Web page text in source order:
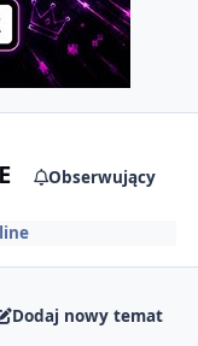
Obserwujący
Dodaj nowy temat